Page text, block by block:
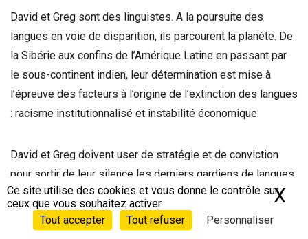
David et Greg sont des linguistes. A la poursuite des
langues en voie de disparition, ils parcourent la planète. De
la Sibérie aux confins de l’Amérique Latine en passant par
le sous-continent indien, leur détermination est mise à
l’épreuve des facteurs à l’origine de l’extinction des langues
: racisme institutionnalisé et instabilité économique.
David et Greg doivent user de stratégie et de conviction
pour sortir de leur silence les derniers gardiens de langues
disparues. Leur passionnant voyage les emmène au cœur
des cultures, de la connaissance et des communautés en
danger.
Ce site utilise des cookies et vous donne le contrôle sur
ceux que vous souhaitez activer
Tout accepter
Tout refuser Personnaliser
X